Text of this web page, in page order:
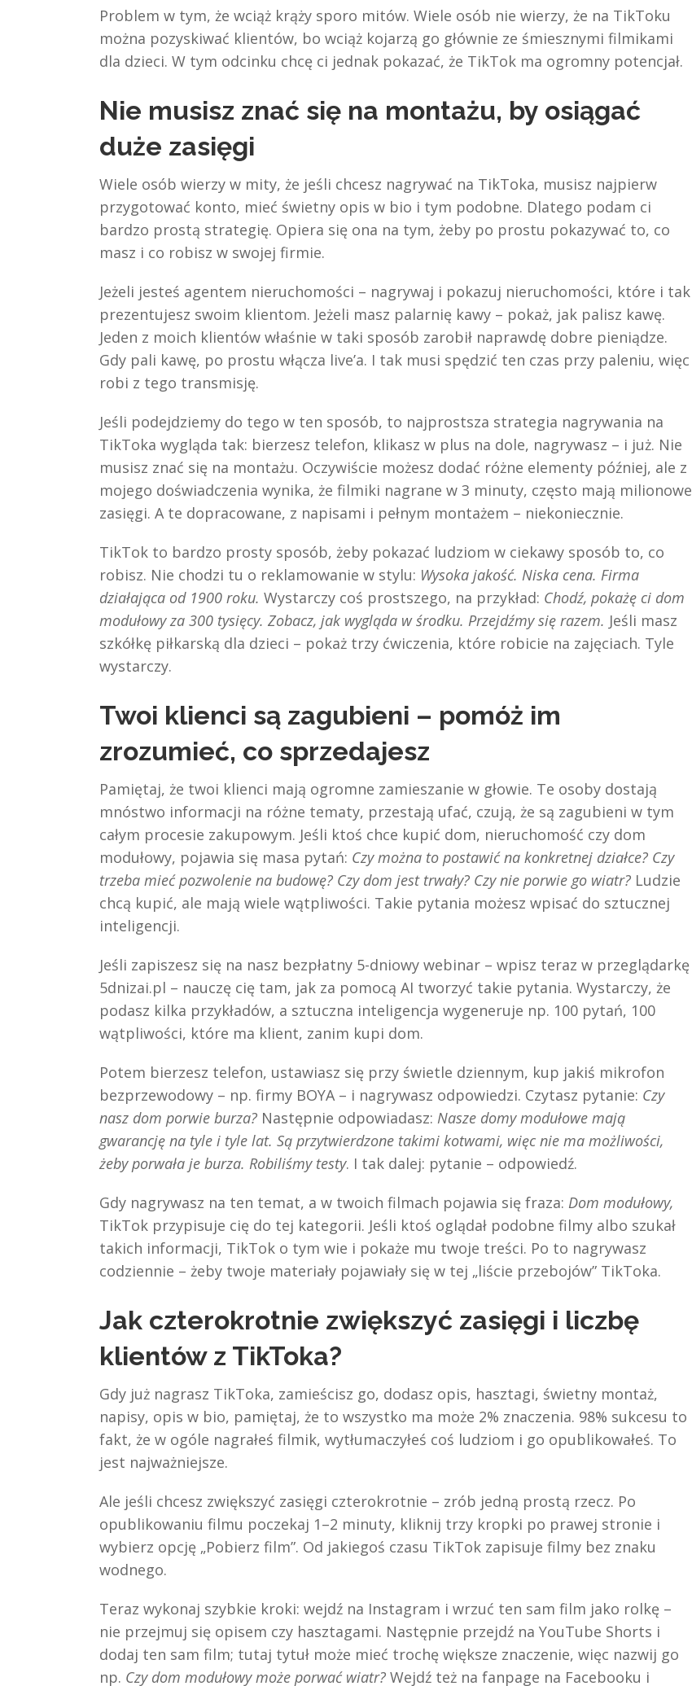
Problem w tym, że wciąż krąży sporo mitów. Wiele osób nie wierzy, że na TikToku
można pozyskiwać klientów, bo wciąż kojarzą go głównie ze śmiesznymi filmikami
dla dzieci. W tym odcinku chcę ci jednak pokazać, że TikTok ma ogromny potencjał.
Nie musisz znać się na montażu, by osiągać
duże zasięgi
Wiele osób wierzy w mity, że jeśli chcesz nagrywać na TikToka, musisz najpierw
przygotować konto, mieć świetny opis w bio i tym podobne. Dlatego podam ci
bardzo prostą strategię. Opiera się ona na tym, żeby po prostu pokazywać to, co
masz i co robisz w swojej firmie.
Jeżeli jesteś agentem nieruchomości – nagrywaj i pokazuj nieruchomości, które i tak
prezentujesz swoim klientom. Jeżeli masz palarnię kawy – pokaż, jak palisz kawę.
Jeden z moich klientów właśnie w taki sposób zarobił naprawdę dobre pieniądze.
Gdy pali kawę, po prostu włącza live’a. I tak musi spędzić ten czas przy paleniu, więc
robi z tego transmisję.
Jeśli podejdziemy do tego w ten sposób, to najprostsza strategia nagrywania na
TikToka wygląda tak: bierzesz telefon, klikasz w plus na dole, nagrywasz – i już. Nie
musisz znać się na montażu. Oczywiście możesz dodać różne elementy później, ale z
mojego doświadczenia wynika, że filmiki nagrane w 3 minuty, często mają milionowe
zasięgi. A te dopracowane, z napisami i pełnym montażem – niekoniecznie.
TikTok to bardzo prosty sposób, żeby pokazać ludziom w ciekawy sposób to, co
robisz. Nie chodzi tu o reklamowanie w stylu: Wysoka jakość. Niska cena. Firma
działająca od 1900 roku. Wystarczy coś prostszego, na przykład: Chodź, pokażę ci dom
modułowy za 300 tysięcy. Zobacz, jak wygląda w środku. Przejdźmy się razem. Jeśli masz
szkółkę piłkarską dla dzieci – pokaż trzy ćwiczenia, które robicie na zajęciach. Tyle
wystarczy.
Twoi klienci są zagubieni – pomóż im
zrozumieć, co sprzedajesz
Pamiętaj, że twoi klienci mają ogromne zamieszanie w głowie. Te osoby dostają
mnóstwo informacji na różne tematy, przestają ufać, czują, że są zagubieni w tym
całym procesie zakupowym. Jeśli ktoś chce kupić dom, nieruchomość czy dom
modułowy, pojawia się masa pytań: Czy można to postawić na konkretnej działce? Czy
trzeba mieć pozwolenie na budowę? Czy dom jest trwały? Czy nie porwie go wiatr? Ludzie
chcą kupić, ale mają wiele wątpliwości. Takie pytania możesz wpisać do sztucznej
inteligencji.
Jeśli zapiszesz się na nasz bezpłatny 5-dniowy webinar – wpisz teraz w przeglądarkę
5dnizai.pl – nauczę cię tam, jak za pomocą AI tworzyć takie pytania. Wystarczy, że
podasz kilka przykładów, a sztuczna inteligencja wygeneruje np. 100 pytań, 100
wątpliwości, które ma klient, zanim kupi dom.
Potem bierzesz telefon, ustawiasz się przy świetle dziennym, kup jakiś mikrofon
bezprzewodowy – np. firmy BOYA – i nagrywasz odpowiedzi. Czytasz pytanie: Czy
nasz dom porwie burza? Następnie odpowiadasz: Nasze domy modułowe mają
gwarancję na tyle i tyle lat. Są przytwierdzone takimi kotwami, więc nie ma możliwości,
żeby porwała je burza. Robiliśmy testy. I tak dalej: pytanie – odpowiedź.
Gdy nagrywasz na ten temat, a w twoich filmach pojawia się fraza: Dom modułowy,
TikTok przypisuje cię do tej kategorii. Jeśli ktoś oglądał podobne filmy albo szukał
takich informacji, TikTok o tym wie i pokaże mu twoje treści. Po to nagrywasz
codziennie – żeby twoje materiały pojawiały się w tej „liście przebojów” TikToka.
Jak czterokrotnie zwiększyć zasięgi i liczbę
klientów z TikToka?
Gdy już nagrasz TikToka, zamieścisz go, dodasz opis, hasztagi, świetny montaż,
napisy, opis w bio, pamiętaj, że to wszystko ma może 2% znaczenia. 98% sukcesu to
fakt, że w ogóle nagrałeś filmik, wytłumaczyłeś coś ludziom i go opublikowałeś. To
jest najważniejsze.
Ale jeśli chcesz zwiększyć zasięgi czterokrotnie – zrób jedną prostą rzecz. Po
opublikowaniu filmu poczekaj 1–2 minuty, kliknij trzy kropki po prawej stronie i
wybierz opcję „Pobierz film”. Od jakiegoś czasu TikTok zapisuje filmy bez znaku
wodnego.
Teraz wykonaj szybkie kroki: wejdź na Instagram i wrzuć ten sam film jako rolkę –
nie przejmuj się opisem czy hasztagami. Następnie przejdź na YouTube Shorts i
dodaj ten sam film; tutaj tytuł może mieć trochę większe znaczenie, więc nazwij go
np. Czy dom modułowy może porwać wiatr? Wejdź też na fanpage na Facebooku i